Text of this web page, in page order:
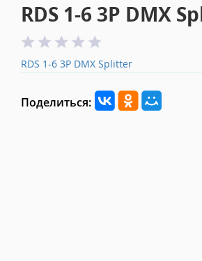
RDS 1-6 3P DMX
RDS 1-6 3P DMX Splitter
Поделиться: